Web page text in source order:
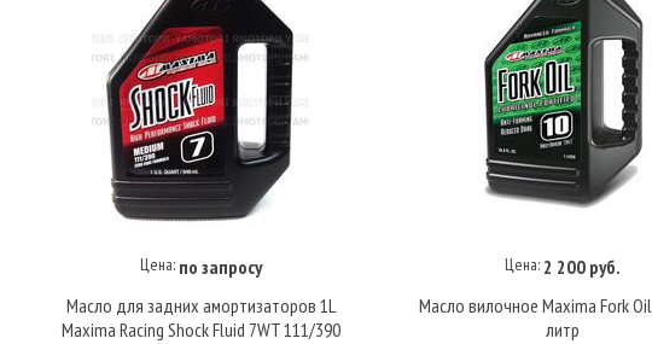
Купить под заказ
Цена: по запросу
Масло для задних амортизаторов 1L
Maxima Racing Shock Fluid 7WT 111/390
Купить под заказ
Цена: 2 200 руб.
Масло вилочное Maxima Fork
литр